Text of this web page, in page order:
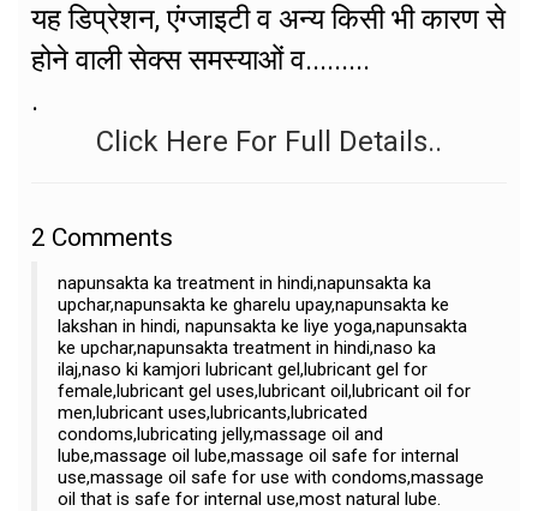
यह डिप्रेशन, एंग्जाइटी व अन्य किसी भी कारण से
होने वाली सेक्स समस्याओं व.........
.
Click Here For Full Details..
2 Comments
napunsakta ka treatment in hindi,napunsakta ka
upchar,napunsakta ke gharelu upay,napunsakta ke
lakshan in hindi, napunsakta ke liye yoga,napunsakta
ke upchar,napunsakta treatment in hindi,naso ka
ilaj,naso ki kamjori lubricant gel,lubricant gel for
female,lubricant gel uses,lubricant oil,lubricant oil for
men,lubricant uses,lubricants,lubricated
condoms,lubricating jelly,massage oil and
lube,massage oil lube,massage oil safe for internal
use,massage oil safe for use with condoms,massage
oil that is safe for internal use,most natural lube.